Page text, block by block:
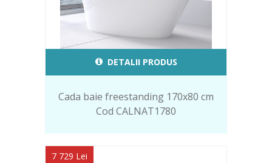
DETALII PRODUS
Cada baie freestanding 170x80 cm
Cod CALNAT1780
7 729 Lei